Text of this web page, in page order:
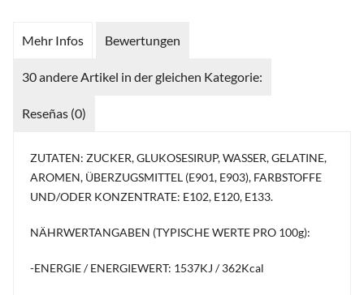
Mehr Infos Bewertungen
30 andere Artikel in der gleichen Kategorie:
Reseñas (0)
ZUTATEN: ZUCKER, GLUKOSESIRUP, WASSER, GELATINE,
AROMEN, ÜBERZUGSMITTEL (E901, E903), FARBSTOFFE
UND/ODER KONZENTRATE: E102, E120, E133.
NÄHRWERTANGABEN (TYPISCHE WERTE PRO 100g):
-ENERGIE / ENERGIEWERT: 1537KJ / 362Kcal